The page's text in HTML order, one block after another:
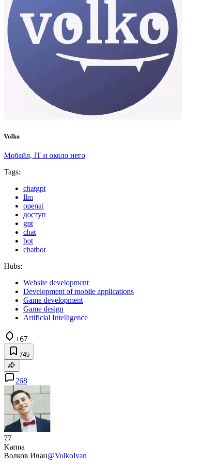
Volko
Мобайл, IT и около него
Tags:
chatgpt
llm
openai
доступ
gpt
chat
bot
chatbot
Hubs:
Website development
Development of mobile applications
Game development
Game design
Artificial Intelligence
+67
745
268
77
Karma
Волков Иван@VolkoIvan